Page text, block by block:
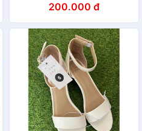
200.000 đ